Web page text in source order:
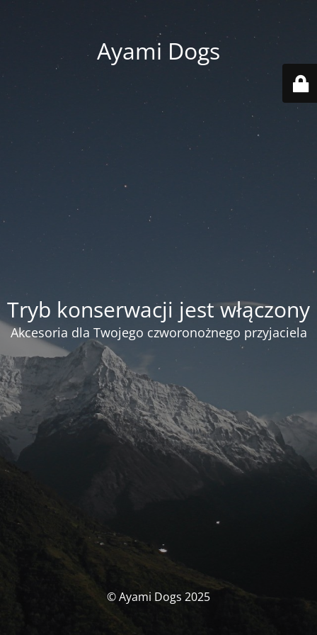
Ayami Dogs
Tryb konserwacji jest włączony
Akcesoria dla Twojego czworonożnego przyjaciela
© Ayami Dogs 2025